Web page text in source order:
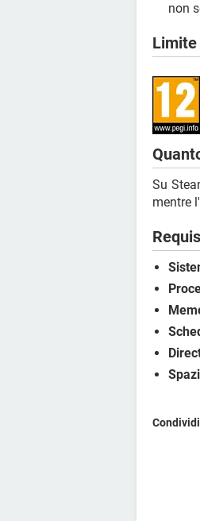
non
Limite
Su
mentre
Condividi